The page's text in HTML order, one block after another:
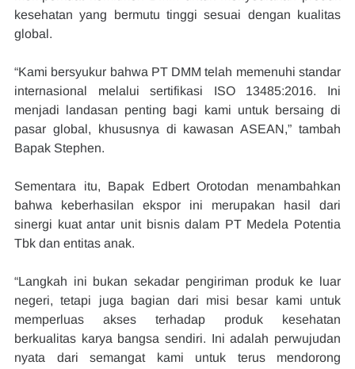
kesehatan yang bermutu tinggi sesuai dengan kualitas
global.
“Kami bersyukur bahwa PT DMM telah memenuhi standar
internasional melalui sertifikasi ISO 13485:2016. Ini
menjadi landasan penting bagi kami untuk bersaing di
pasar global, khususnya di kawasan ASEAN,” tambah
Bapak Stephen.
Sementara itu, Bapak Edbert Orotodan menambahkan
bahwa keberhasilan ekspor ini merupakan hasil dari
sinergi kuat antar unit bisnis dalam PT Medela Potentia
Tbk dan entitas anak.
“Langkah ini bukan sekadar pengiriman produk ke luar
negeri, tetapi juga bagian dari misi besar kami untuk
memperluas akses terhadap produk kesehatan
berkualitas karya bangsa sendiri. Ini adalah perwujudan
nyata dari semangat kami untuk terus mendorong